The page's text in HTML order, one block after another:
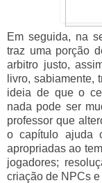
Em seguida, na
traz uma porção
arbitro justo,
livro, sabiamente,
ideia de que o
nada pode ser
professor que
o capítulo ajuda
apropriadas ao
jogadores;
criação de NPCs